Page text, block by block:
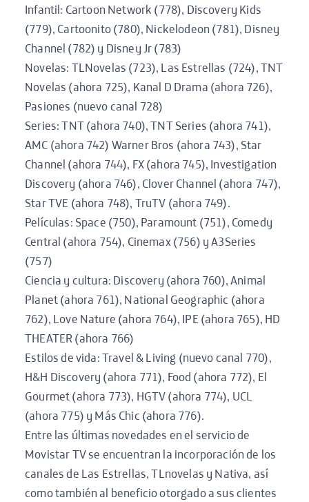
Infantil: Cartoon Network (778), Discovery Kids
(779), Cartoonito (780), Nickelodeon (781), Disney
Channel (782) y Disney Jr (783)
Novelas: TLNovelas (723), Las Estrellas (724), TNT
Novelas (ahora 725), Kanal D Drama (ahora 726),
Pasiones (nuevo canal 728)
Series: TNT (ahora 740), TNT Series (ahora 741),
AMC (ahora 742) Warner Bros (ahora 743), Star
Channel (ahora 744), FX (ahora 745), Investigation
Discovery (ahora 746), Clover Channel (ahora 747),
Star TVE (ahora 748), TruTV (ahora 749).
Películas: Space (750), Paramount (751), Comedy
Central (ahora 754), Cinemax (756) y A3Series
(757)
Ciencia y cultura: Discovery (ahora 760), Animal
Planet (ahora 761), National Geographic (ahora
762), Love Nature (ahora 764), IPE (ahora 765), HD
THEATER (ahora 766)
Estilos de vida: Travel & Living (nuevo canal 770),
H&H Discovery (ahora 771), Food (ahora 772), El
Gourmet (ahora 773), HGTV (ahora 774), UCL
(ahora 775) y Más Chic (ahora 776).
Entre las últimas novedades en el servicio de
Movistar TV se encuentran la incorporación de los
canales de Las Estrellas, TLnovelas y Nativa, así
como también al beneficio otorgado a sus clientes